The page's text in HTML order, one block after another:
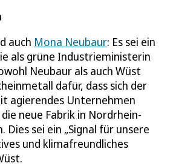
auch Mona Neubaur: Es sei ein
als grüne Industrieministerin
Neubaur als auch Wüst
dafür, dass sich der
agierendes Unternehmen
neue Fabrik in Nordrhein-
Dies sei ein „Signal für unsere
und klimafreundliches